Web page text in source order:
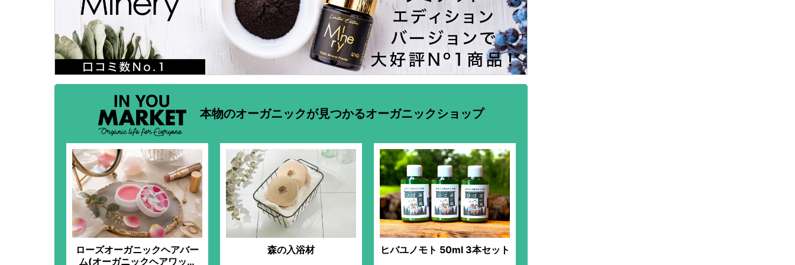
本物のオーガニックが見つかるオーガニックショップ
ローズオーガニックヘアバー
ム(オーガニックヘアワック
森の入浴材 ヒバユノモト 50ml 3本セット